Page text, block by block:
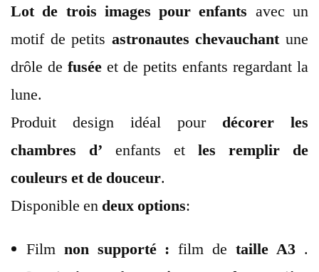
Lot de trois images pour enfants avec un
motif de petits astronautes chevauchantune
drôle de fusée et de petits enfants regardant la
lune.
Produit design idéal pour décorer les
chambres d’ enfants et les remplir de
couleurs et de douceur.
Disponible en deux options:
Film non supporté : film de taille A3 .